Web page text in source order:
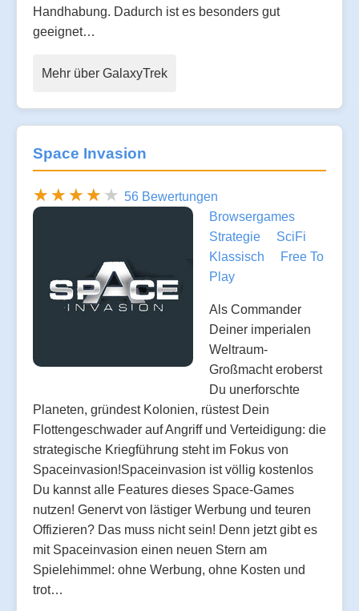
Handhabung. Dadurch ist es besonders gut
geeignet…
Mehr über GalaxyTrek
Space Invasion
56 Bewertungen
Browsergames
Strategie
SciFi
Klassisch
Free To
Play
Als Commander
Deiner imperialen
Weltraum-
Großmacht eroberst
Du unerforschte
Planeten, gründest Kolonien, rüstest Dein
Flottengeschwader auf Angriff und Verteidigung: die
strategische Kriegführung steht im Fokus von
Spaceinvasion!Spaceinvasion ist völlig kostenlos
Du kannst alle Features dieses Space-Games
nutzen! Genervt von lästiger Werbung und teuren
Offizieren? Das muss nicht sein! Denn jetzt gibt es
mit Spaceinvasion einen neuen Stern am
Spielehimmel: ohne Werbung, ohne Kosten und
trot…